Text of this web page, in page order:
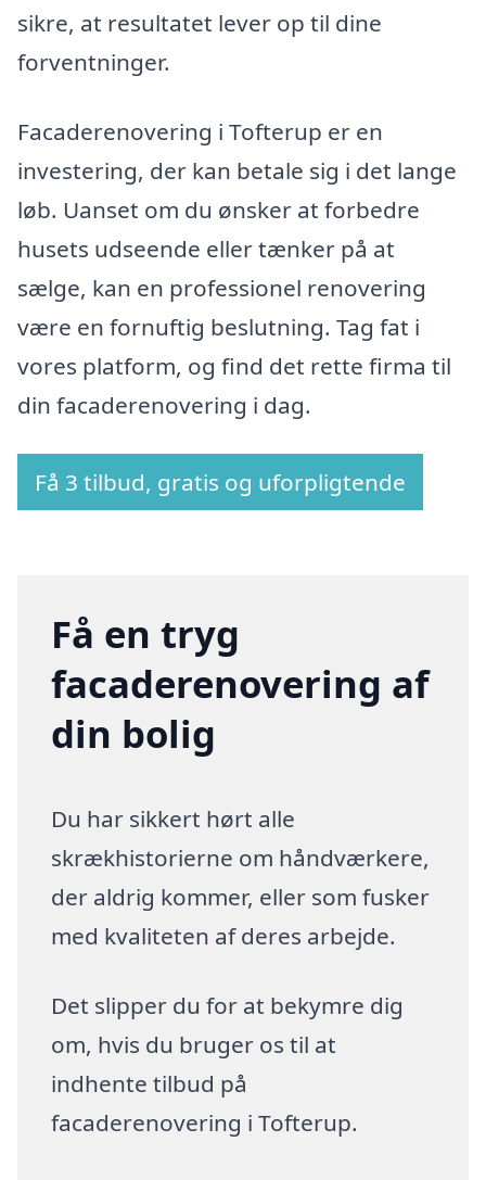
sikre, at resultatet lever op til dine
forventninger.
Facaderenovering i Tofterup er en
investering, der kan betale sig i det lange
løb. Uanset om du ønsker at forbedre
husets udseende eller tænker på at
sælge, kan en professionel renovering
være en fornuftig beslutning. Tag fat i
vores platform, og find det rette firma til
din facaderenovering i dag.
Få 3 tilbud, gratis og uforpligtende
Få en tryg
facaderenovering af
din bolig
Du har sikkert hørt alle
skrækhistorierne om håndværkere,
der aldrig kommer, eller som fusker
med kvaliteten af deres arbejde.
Det slipper du for at bekymre dig
om, hvis du bruger os til at
indhente tilbud på
facaderenovering i Tofterup.